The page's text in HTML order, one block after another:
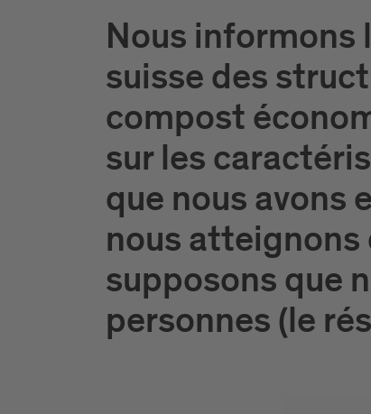
Nous informons
suisse des
compost
sur les
que nous avons
nous atteignons
supposons que
personnes (le